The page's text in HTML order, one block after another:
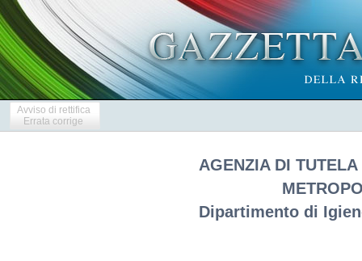
Avviso di rettifica
Errata corrige
AGENZIA DI
Dipartimento di